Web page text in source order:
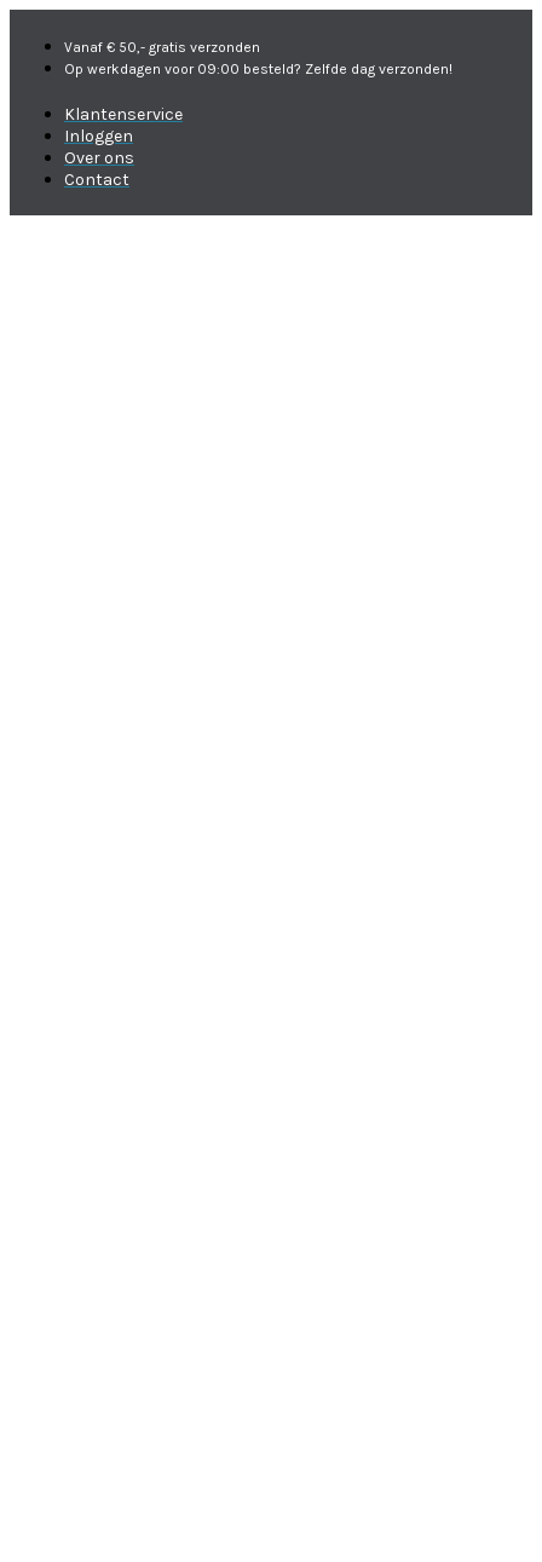
Vanaf € 50,- gratis verzonden
Op werkdagen voor 09:00 besteld? Zelfde dag verzonden!
Klantenservice
Inloggen
Over ons
Contact